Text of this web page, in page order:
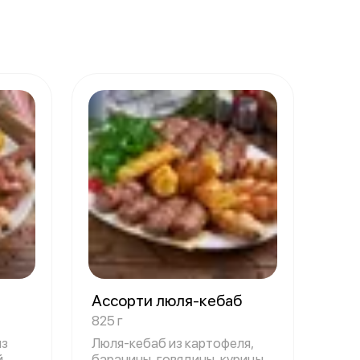
Ассорти люля-кебаб
825 г
Люля-кебаб из картофеля,